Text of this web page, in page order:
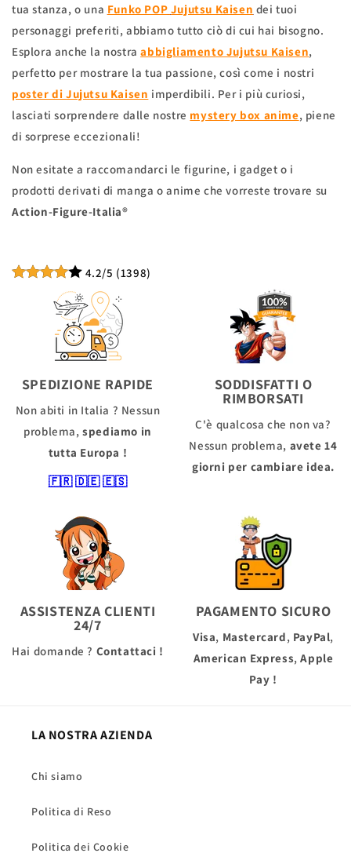
tua stanza, o una Funko POP Jujutsu Kaisen dei tuoi
personaggi preferiti, abbiamo tutto ciò di cui hai bisogno.
Esplora anche la nostra abbigliamento Jujutsu Kaisen,
perfetto per mostrare la tua passione, così come i nostri
poster di Jujutsu Kaisen imperdibili. Per i più curiosi,
lasciati sorprendere dalle nostre mystery box anime, piene
di sorprese eccezionali!
Non esitate a raccomandarci le figurine, i gadget o i
prodotti derivati di manga o anime che vorreste trovare su
Action-Figure-Italia®
4.2/5 (1398)
SPEDIZIONE RAPIDE
Non abiti in Italia ? Nessun
problema, spediamo in
tutta Europa !
🇫🇷🇩🇪🇪🇸
SODDISFATTI O
RIMBORSATI
C'è qualcosa che non va?
Nessun problema, avete 14
giorni per cambiare idea.
ASSISTENZA CLIENTI
24/7
Hai domande ? Contattaci !
PAGAMENTO SICURO
Visa, Mastercard, PayPal,
American Express,Apple
Pay !
LA NOSTRA AZIENDA
Chi siamo
Politica di Reso
Politica dei Cookie